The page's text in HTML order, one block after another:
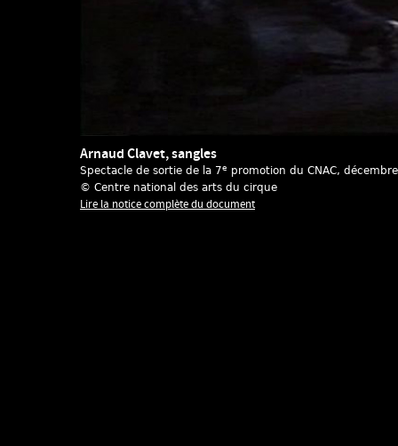
Arnaud Clavet, sangles
Spectacle de sortie de la 7e promotion du CNAC,
© Centre national des arts du cirque
Lire la notice complète du document